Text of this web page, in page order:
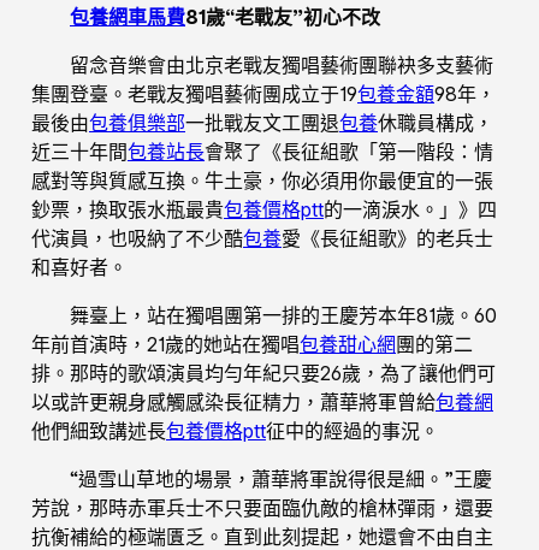
包養網車馬費81歲“老戰友”初心不改
留念音樂會由北京老戰友獨唱藝術團聯袂多支藝術
集團登臺。老戰友獨唱藝術團成立于19包養金額98年，
最後由包養俱樂部一批戰友文工團退包養休職員構成，
近三十年間包養站長會聚了《長征組歌「第一階段：情
感對等與質感互換。牛土豪，你必須用你最便宜的一張
鈔票，換取張水瓶最貴包養價格ptt的一滴淚水。」》四
代演員，也吸納了不少酷包養愛《長征組歌》的老兵士
和喜好者。
舞臺上，站在獨唱團第一排的王慶芳本年81歲。60
年前首演時，21歲的她站在獨唱包養甜心網團的第二
排。那時的歌頌演員均勻年紀只要26歲，為了讓他們可
以或許更親身感觸感染長征精力，蕭華將軍曾給包養網
他們細致講述長包養價格ptt征中的經過的事況。
“過雪山草地的場景，蕭華將軍說得很是細。”王慶
芳說，那時赤軍兵士不只要面臨仇敵的槍林彈雨，還要
抗衡補給的極端匱乏。直到此刻提起，她還會不由自主